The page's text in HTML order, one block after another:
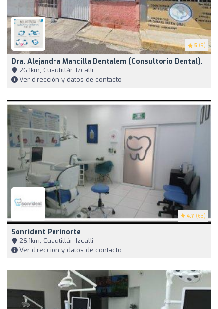
5 (9)
Dra. Alejandra Mancilla Dentalem (consultorio Dental).
26,1km, Cuautitlán Izcalli
Ver dirección y datos de contacto
4.7 (63)
Sonrident Perinorte
26,1km, Cuautitlán Izcalli
Ver dirección y datos de contacto